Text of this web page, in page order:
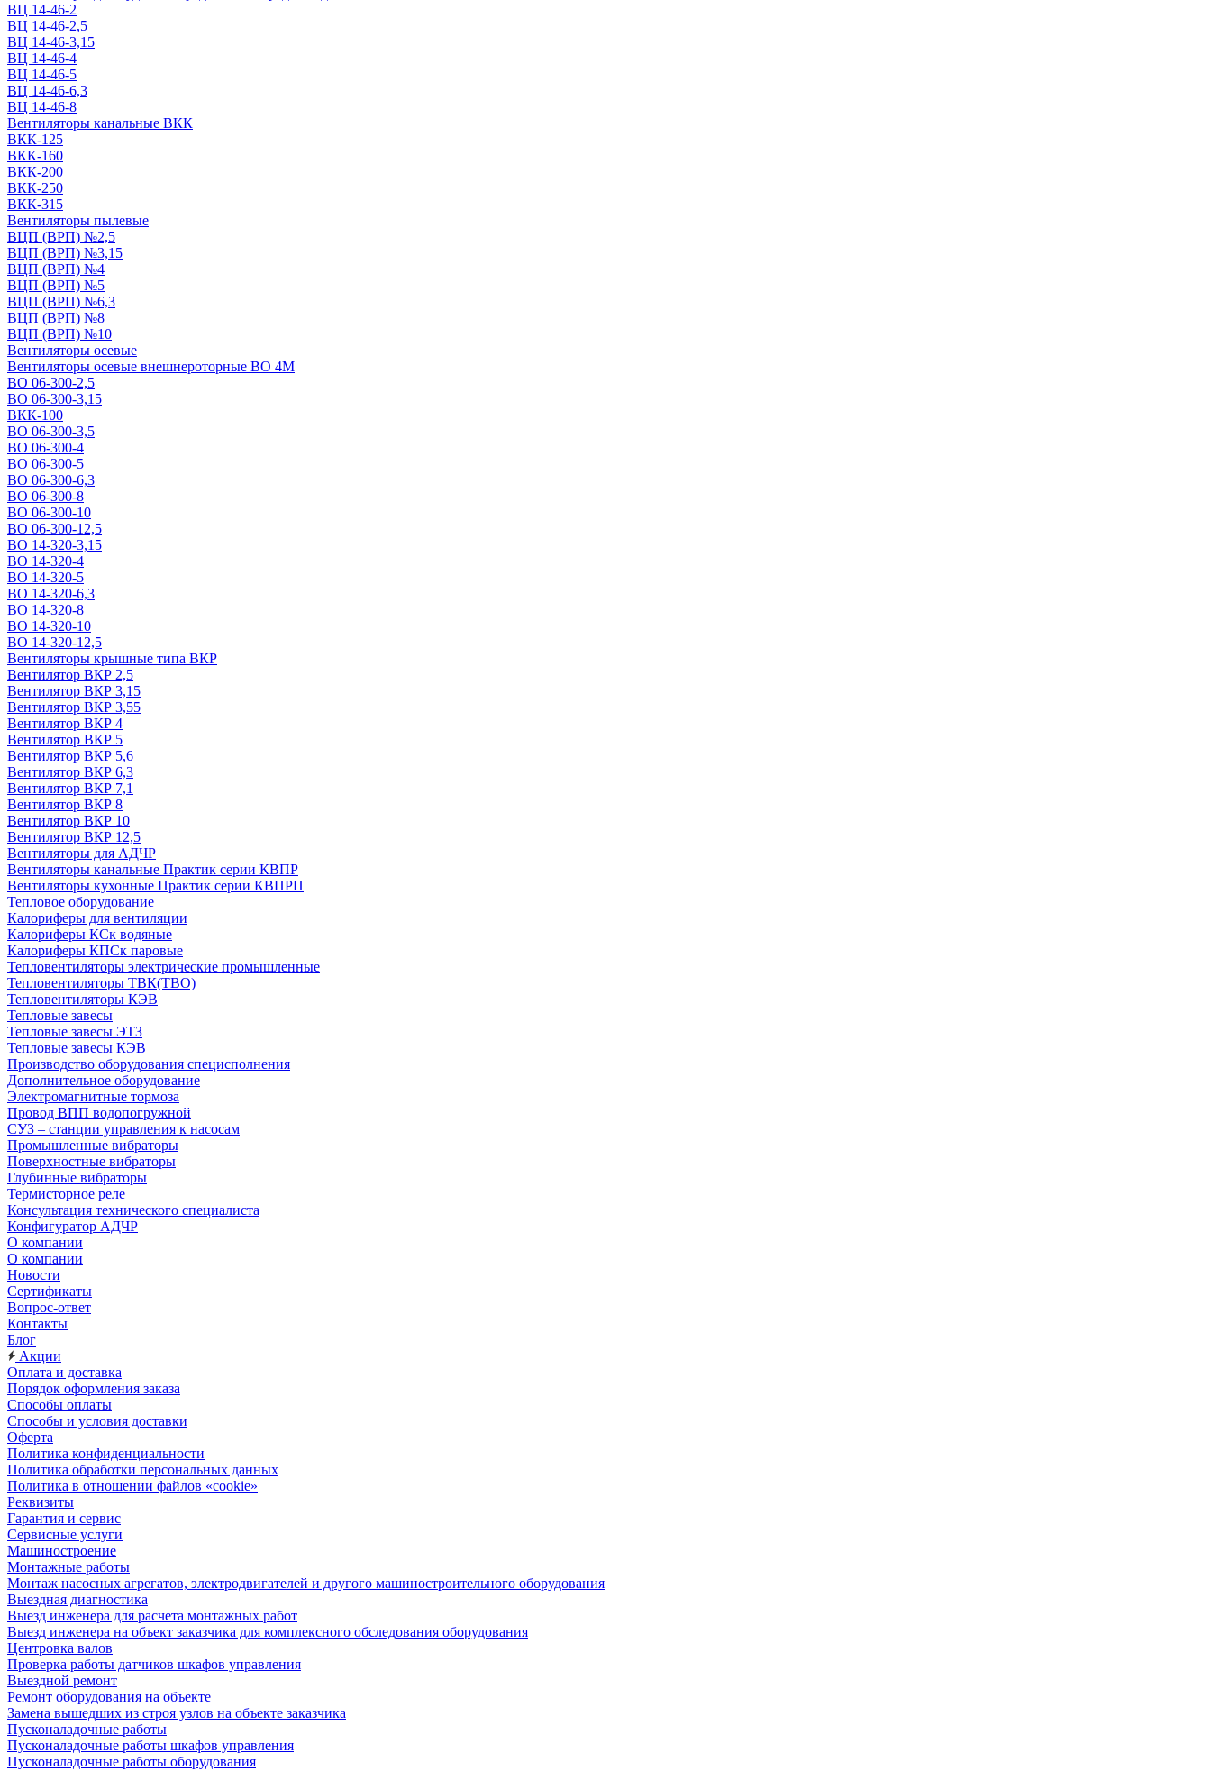
ВЦ 14-46-2
ВЦ 14-46-2,5
ВЦ 14-46-3,15
ВЦ 14-46-4
ВЦ 14-46-5
ВЦ 14-46-6,3
ВЦ 14-46-8
Вентиляторы канальные ВКК
ВКК-125
ВКК-160
ВКК-200
ВКК-250
ВКК-315
Вентиляторы пылевые
ВЦП (ВРП) №2,5
ВЦП (ВРП) №3,15
ВЦП (ВРП) №4
ВЦП (ВРП) №5
ВЦП (ВРП) №6,3
ВЦП (ВРП) №8
ВЦП (ВРП) №10
Вентиляторы осевые
Вентиляторы осевые внешнероторные ВО 4М
ВО 06-300-2,5
ВО 06-300-3,15
ВКК-100
ВО 06-300-3,5
ВО 06-300-4
ВО 06-300-5
ВО 06-300-6,3
ВО 06-300-8
ВО 06-300-10
ВО 06-300-12,5
ВО 14-320-3,15
ВО 14-320-4
ВО 14-320-5
ВО 14-320-6,3
ВО 14-320-8
ВО 14-320-10
ВО 14-320-12,5
Вентиляторы крышные типа ВКР
Вентилятор ВКР 2,5
Вентилятор ВКР 3,15
Вентилятор ВКР 3,55
Вентилятор ВКР 4
Вентилятор ВКР 5
Вентилятор ВКР 5,6
Вентилятор ВКР 6,3
Вентилятор ВКР 7,1
Вентилятор ВКР 8
Вентилятор ВКР 10
Вентилятор ВКР 12,5
Вентиляторы для АДЧР
Вентиляторы канальные Практик серии КВПР
Вентиляторы кухонные Практик серии КВПРП
Тепловое оборудование
Калориферы для вентиляции
Калориферы КСк водяные
Калориферы КПСк паровые
Тепловентиляторы электрические промышленные
Тепловентиляторы ТВК(ТВО)
Тепловентиляторы КЭВ
Тепловые завесы
Тепловые завесы ЭТЗ
Тепловые завесы КЭВ
Производство оборудования специсполнения
Дополнительное оборудование
Электромагнитные тормоза
Провод ВПП водопогружной
СУЗ – станции управления к насосам
Промышленные вибраторы
Поверхностные вибраторы
Глубинные вибраторы
Термисторное реле
Консультация технического специалиста
Конфигуратор АДЧР
О компании
О компании
Новости
Сертификаты
Вопрос-ответ
Контакты
Блог
Акции
Оплата и доставка
Порядок оформления заказа
Способы оплаты
Способы и условия доставки
Оферта
Политика конфиденциальности
Политика обработки персональных данных
Политика в отношении файлов «cookie»
Реквизиты
Гарантия и сервис
Сервисные услуги
Машиностроение
Монтажные работы
Монтаж насосных агрегатов, электродвигателей и другого машиностроительного оборудования
Выездная диагностика
Выезд инженера для расчета монтажных работ
Выезд инженера на объект заказчика для комплексного обследования оборудования
Центровка валов
Проверка работы датчиков шкафов управления
Выездной ремонт
Ремонт оборудования на объекте
Замена вышедших из строя узлов на объекте заказчика
Пусконаладочные работы
Пусконаладочные работы шкафов управления
Пусконаладочные работы оборудования